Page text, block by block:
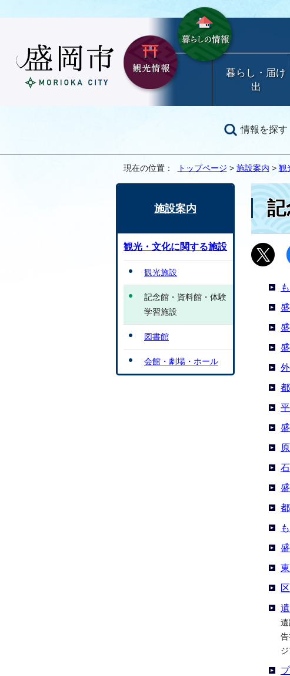
暮らし・届け
出
情報を探す
現在の位置： トップページ > 施設案内 > 観
記
施設案内
観光・文化に関する施設
観光施設
記念館・資料館・体験
学習施設
図書館
会館・劇場・ホール